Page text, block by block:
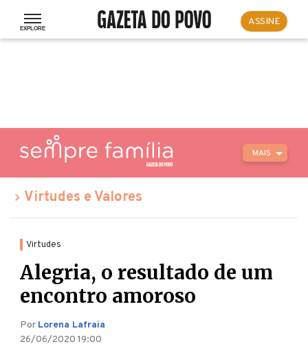
ASSINE
MAIS
Virtudes e Valores
Virtudes
Alegria, o resultado de um
encontro amoroso
Por Lorena Lafraia
26/06/2020 19:00